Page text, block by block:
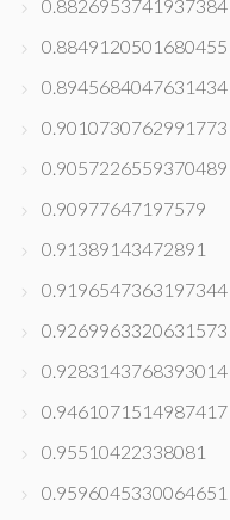
0.8826953741937384
0.8849120501680455
0.8945684047631434
0.9010730762991773
0.9057226559370489
0.90977647197579
0.91389143472891
0.9196547363197344
0.9269963320631573
0.9283143768393014
0.9461071514987417
0.95510422338081
0.9596045330064651